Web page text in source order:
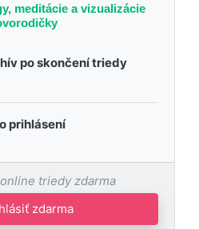
meditácie a vizualizácie
po skončení triedy
prihlásení
triedy zdarma
zdarma